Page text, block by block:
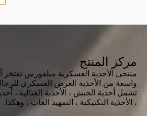
مركز المنتج
منتجي الأحذية العسكرية ميلفورس
واسعة من الأحذية الغرض العسكري
تشمل أحذية الجيش ، الأحذية القتالية ،
، الأحذية التكتيكية ، التمهيد الغاب ، وهكذا.